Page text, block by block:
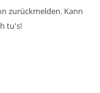
zurückmelden. Kann
tu's!